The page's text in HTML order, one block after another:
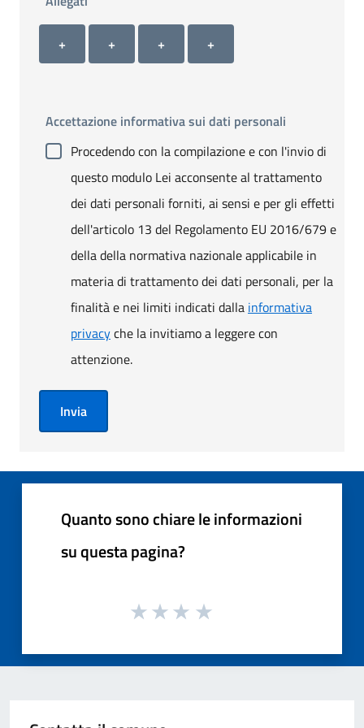
Allegato 1
+
Allegato 2
+
Allegato 3
+
Allegato 4
+
Accettazione informativa sui dati personali
Procedendo con la compilazione e con l'invio di
questo modulo Lei acconsente al trattamento
dei dati personali forniti, ai sensi e per gli effetti
dell'articolo 13 del Regolamento EU 2016/679 e
della della normativa nazionale applicabile in
materia di trattamento dei dati personali, per la
finalità e nei limiti indicati dalla informativa
privacyche la invitiamo a leggere con
attenzione.
Invia
Quanto sono chiare le informazioni
su questa pagina?